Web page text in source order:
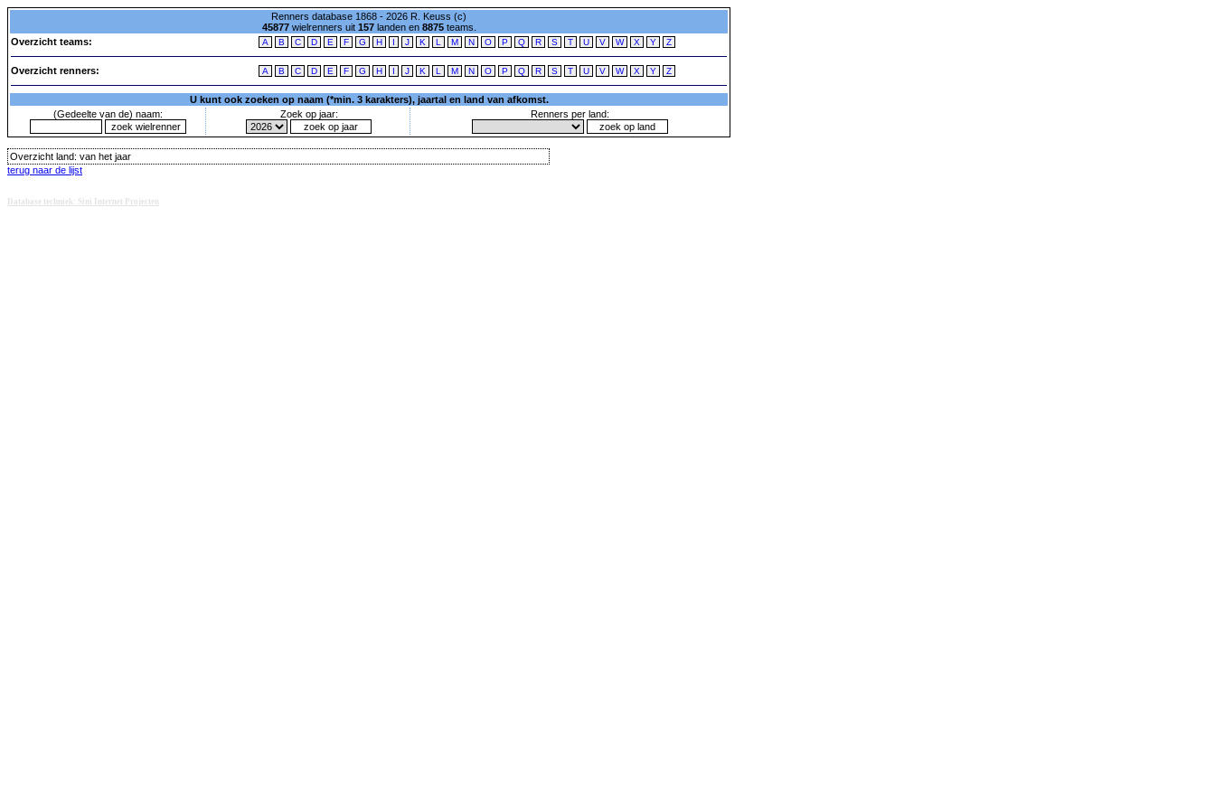
Renners database 1868 - 2026 R. Keuss (c)
45877wielrenners uit 157landen en 8875teams.
Overzicht teams:
A B C D E F G H I J K L M N O P Q R S T U V W X Y Z
Overzicht renners: A B C D E F G H I J K L M N O P Q R S T U V W X Y Z
U kunt ook zoeken op naam (*min. 3 karakters), jaartal en land van afkomst.
(Gedeelte van de) naam:
Zoek op jaar: Renners per land:
Overzicht land: van het jaar
terug naar de lijst
Database techniek: Sini Internet Projecten